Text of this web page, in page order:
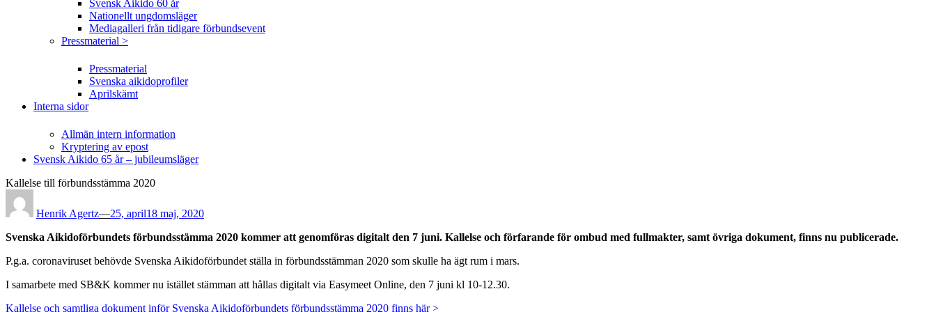
Svensk Aikido 60 år
Nationellt ungdomsläger
Mediagalleri från tidigare förbundsevent
Pressmaterial >
Pressmaterial
Svenska aikidoprofiler
Aprilskämt
Interna sidor
Allmän intern information
Kryptering av epost
Svensk Aikido 65 år – jubileumsläger
Kallelse till förbundsstämma 2020
Henrik Agertz—
on
25, april18 maj, 2020
Svenska Aikidoförbundets förbundsstämma 2020 kommer att genomföras digitalt den 7 juni. Kallelse och förfarande för ombud med fullmakter, samt övriga dokument, finns nu publicerade.
P.g.a. coronaviruset behövde Svenska Aikidoförbundet ställa in förbundsstämman 2020 som skulle ha ägt rum i mars.
I samarbete med SB&K kommer nu istället stämman att hållas digitalt via Easymeet Online, den 7 juni kl 10-12.30.
Kallelse och samtliga dokument inför Svenska Aikidoförbundets förbundsstämma 2020 finns här >